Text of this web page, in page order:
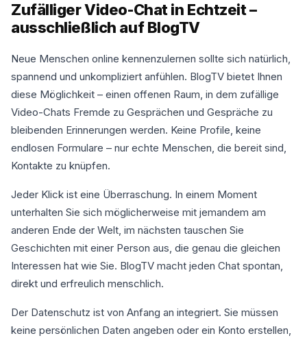
Zufälliger Video-Chat in Echtzeit –
ausschließlich auf BlogTV
Neue Menschen online kennenzulernen sollte sich natürlich,
spannend und unkompliziert anfühlen. BlogTV bietet Ihnen
diese Möglichkeit – einen offenen Raum, in dem zufällige
Video-Chats Fremde zu Gesprächen und Gespräche zu
bleibenden Erinnerungen werden. Keine Profile, keine
endlosen Formulare – nur echte Menschen, die bereit sind,
Kontakte zu knüpfen.
Jeder Klick ist eine Überraschung. In einem Moment
unterhalten Sie sich möglicherweise mit jemandem am
anderen Ende der Welt, im nächsten tauschen Sie
Geschichten mit einer Person aus, die genau die gleichen
Interessen hat wie Sie. BlogTV macht jeden Chat spontan,
direkt und erfreulich menschlich.
Der Datenschutz ist von Anfang an integriert. Sie müssen
keine persönlichen Daten angeben oder ein Konto erstellen,